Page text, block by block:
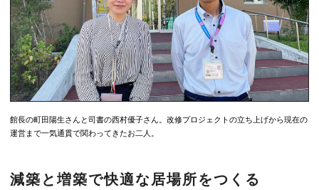
館長の町田陽生さんと司書の西村優子さん。改修プロジェクトの立ち上げから現在の
運営まで一気通貫で関わってきたお二人。
減築と増築で快適な居場所をつくる